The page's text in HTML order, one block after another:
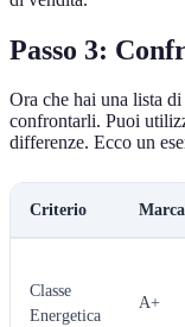
Passo 3:
Ora che hai una lista
confrontarli. Puoi
differenze. Ecco un
Criterio
Classe
Energetica
A+